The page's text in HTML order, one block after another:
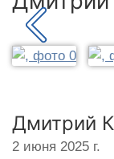
Дмитрий
2 июня 2025 г.